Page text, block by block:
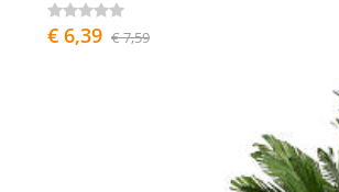
€ 6,39 € 7,59